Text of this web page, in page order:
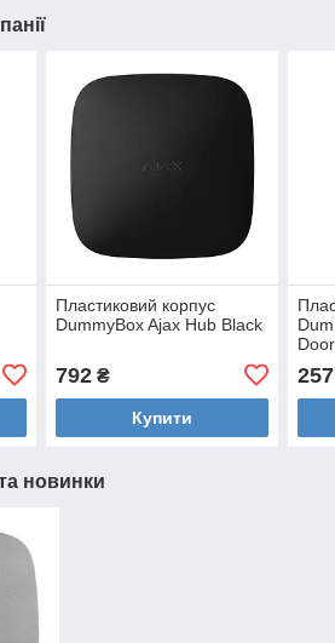
Пластиковий корпус
DummyBox Ajax Hub Black
792₴
Купити
257
новинки